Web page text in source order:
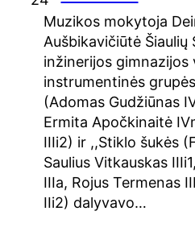
Muzikos mokytoja
Aušbikavičiūtė Šiaulių
inžinerijos gimnazijos
instrumentinės
(Adomas Gudžiūnas
Ermita Apočkinaitė
IIIi2) ir ,,Stiklo šukės
Saulius Vitkauskas
IIIa, Rojus Termenas
IIi2) dalyvavo…